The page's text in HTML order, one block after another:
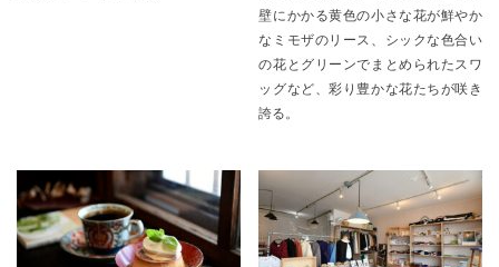
壁にかかる黄色の小さな花が鮮やか
なミモザのリース、シックな色合い
の花とグリーンでまとめられたスワ
ッグなど、彩り豊かな花たちが咲き
誇る。